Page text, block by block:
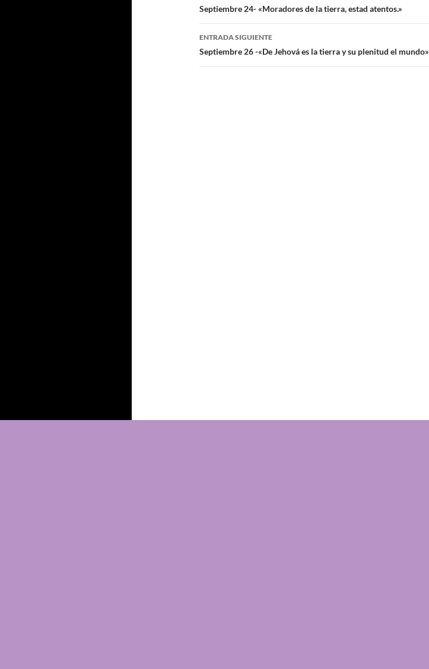
de
entradas
Septiembre 24- «Moradores de la tierra, estad atentos.»
ENTRADA SIGUIENTE
Septiembre 26 -«De Jehová es la tierra y su plenitud el mundo»